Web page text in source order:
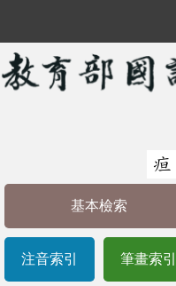
基本檢索
注音索引 筆畫索引